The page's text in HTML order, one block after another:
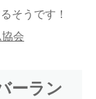
そうです！
会
ーラン